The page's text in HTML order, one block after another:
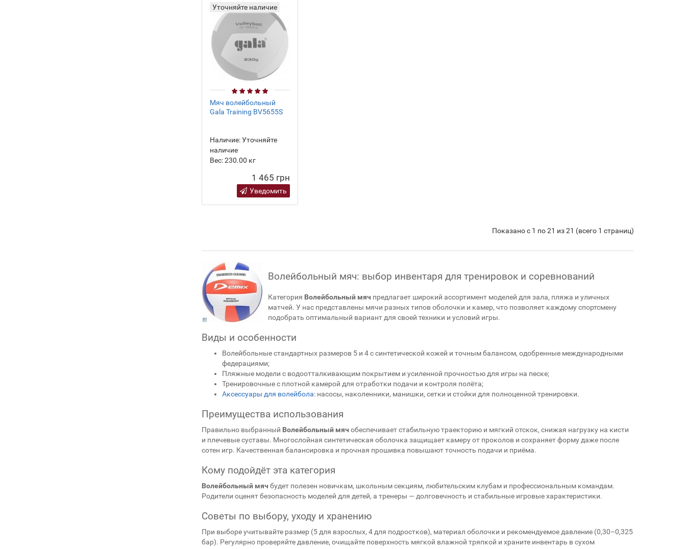
Уточняйте наличие
Мяч волейбольный
Gala Training BV5655S
Наличие:Уточняйте
наличие
Вес: 230.00 кг
1 465 грн
Уведомить
Показано с 1 по 21 из 21 (всего 1 страниц)
Волейбольный мяч: выбор инвентаря для тренировок и соревнований
Категория Волейбольный мяч предлагает широкий ассортимент моделей для зала, пляжа и уличных
матчей. У нас представлены мячи разных типов оболочки и камер, что позволяет каждому спортсмену
подобрать оптимальный вариант для своей техники и условий игры.
Виды и особенности
Волейбольные стандартных размеров 5 и 4 с синтетической кожей и точным балансом, одобренные международными
федерациями;
Пляжные модели с водоотталкивающим покрытием и усиленной прочностью для игры на песке;
Тренировочные с плотной камерой для отработки подачи и контроля полёта;
Аксессуары для волейбола: насосы, наколенники, манишки, сетки и стойки для полноценной тренировки.
Преимущества использования
Правильно выбранный Волейбольный мяч обеспечивает стабильную траекторию и мягкий отскок, снижая нагрузку на кисти
и плечевые суставы. Многослойная синтетическая оболочка защищает камеру от проколов и сохраняет форму даже после
сотен игр. Качественная балансировка и прочная прошивка повышают точность подачи и приёма.
Кому подойдёт эта категория
Волейбольный мяч будет полезен новичкам, школьным секциям, любительским клубам и профессиональным командам.
Родители оценят безопасность моделей для детей, а тренеры — долговечность и стабильные игровые характеристики.
Советы по выбору, уходу и хранению
При выборе учитывайте размер (5 для взрослых, 4 для подростков), материал оболочки и рекомендуемое давление (0,30–0,325
бар). Регулярно проверяйте давление, очищайте поверхность мягкой влажной тряпкой и храните инвентарь в сухом